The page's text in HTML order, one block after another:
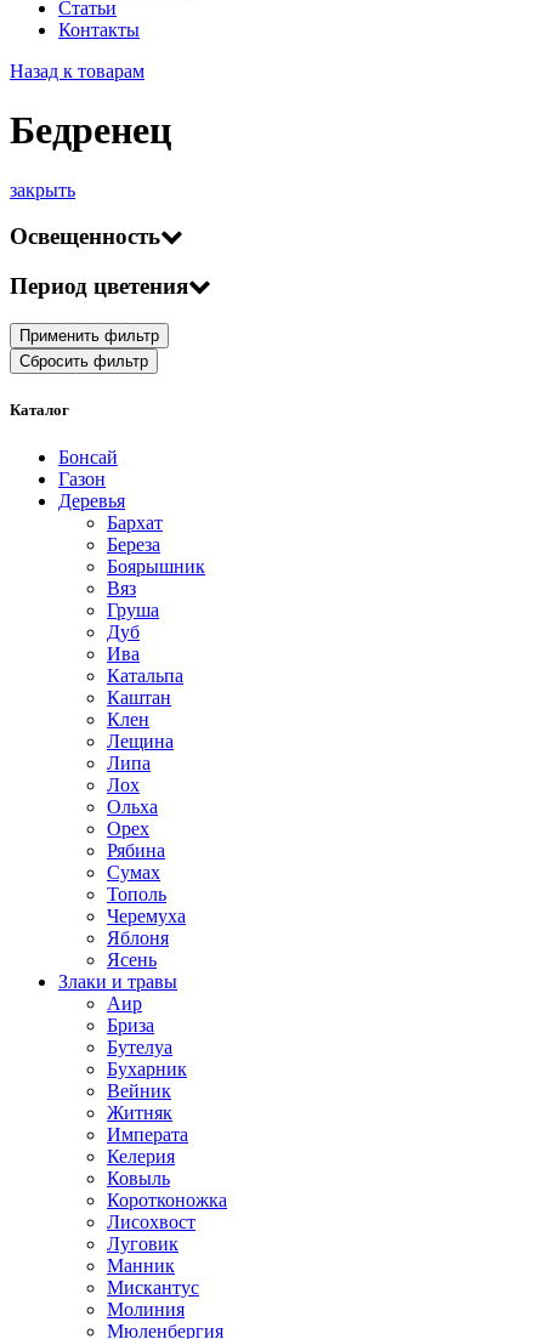
Статьи
Контакты
Назад к товарам
Бедренец
закрыть
Освещенность
Период цветения
Применить фильтр
Сбросить фильтр
Каталог
Бонсай
Газон
Деревья
Бархат
Береза
Боярышник
Вяз
Груша
Дуб
Ива
Катальпа
Каштан
Клен
Лещина
Липа
Лох
Ольха
Орех
Рябина
Сумах
Тополь
Черемуха
Яблоня
Ясень
Злаки и травы
Аир
Бриза
Бутелуа
Бухарник
Вейник
Житняк
Императа
Келерия
Ковыль
Коротконожка
Лисохвост
Луговик
Манник
Мискантус
Молиния
Мюленбергия